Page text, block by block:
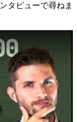
タビューで尋ねま